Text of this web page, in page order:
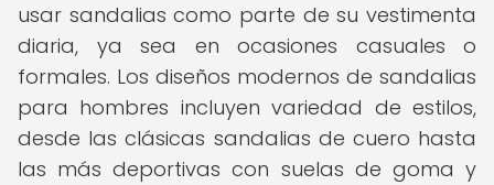
usar sandalias como parte de su vestimenta
diaria, ya sea en ocasiones casuales o
formales. Los diseños modernos de sandalias
para hombres incluyen variedad de estilos,
desde las clásicas sandalias de cuero hasta
las más deportivas con suelas de goma y